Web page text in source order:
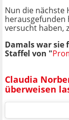
Nun die nächste
herausgefunden
versucht haben,
Damals war sie
Staffel von "
Claudia
überweisen